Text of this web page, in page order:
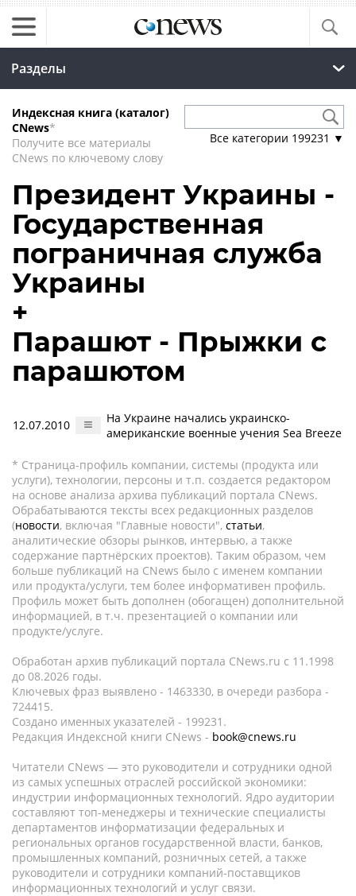
Разделы
Индексная книга (каталог)
CNews*
Получите все материалы
CNews по ключевому слову
Все категории 199231 ▼
Президент Украины -
Государственная
пограничная служба
Украины
+
Парашют - Прыжки с
парашютом
12.07.2010
На Украине начались украинско-
американские военные учения Sea Breeze
* Страница-профиль компании, системы (продукта или
услуги), технологии, персоны и т.п. создается редактором
на основе анализа архива публикаций портала CNews.
Обрабатываются тексты всех редакционных разделов
(новости, включая "Главные новости", статьи,
аналитические обзоры рынков, интервью, а также
содержание партнёрских проектов). Таким образом, чем
больше публикаций на CNews было с именем компании
или продукта/услуги, тем более информативен профиль.
Профиль может быть дополнен (обогащен) дополнительной
информацией, в т.ч. презентацией о компании или
продукте/услуге.
Обработан архив публикаций портала CNews.ru c 11.1998
до 08.2026 годы.
Ключевых фраз выявлено - 1463330, в очереди разбора -
724415.
Создано именных указателей - 199231.
Редакция Индексной книги CNews - book@cnews.ru
Читатели CNews — это руководители и сотрудники одной
из самых успешных отраслей российской экономики:
индустрии информационных технологий. Ядро аудитории
составляют топ-менеджеры и технические специалисты
департаментов информатизации федеральных и
региональных органов государственной власти, банков,
промышленных компаний, розничных сетей, а также
руководители и сотрудники компаний-поставщиков
информационных технологий и услуг связи.